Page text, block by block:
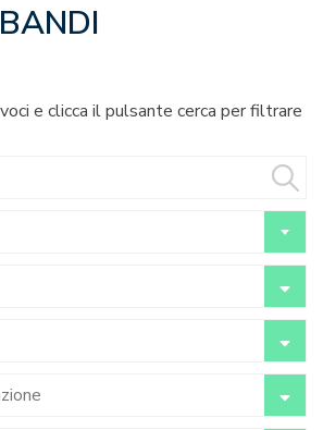
e clicca il pulsante cerca per filtrare